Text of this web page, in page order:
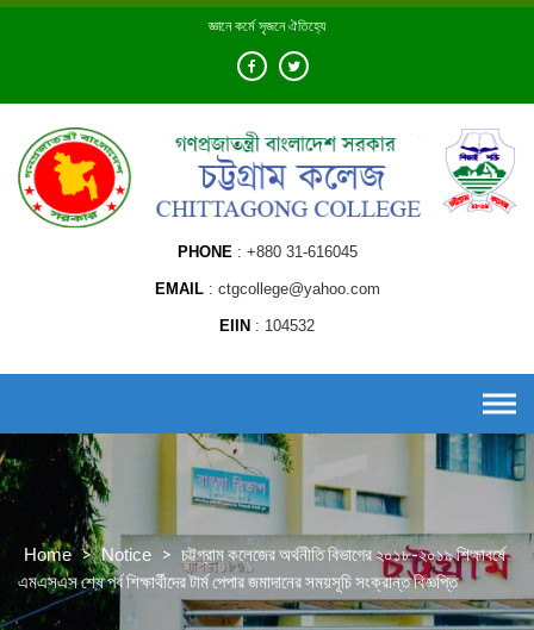
Skip
জ্ঞানে কর্মে সৃজনে ঐতিহ্যে
PHONE +880 31-616045
EMAIL ctgcollege@yahoo.com
EIIN 104532
Home > Notice > চট্টগ্রাম কলেজের অর্থনীতি বিভাগের ২০১৮-২০১৯ শিক্ষাবর্ষে
এমএসএস শেষ পর্ব শিক্ষার্থীদের টার্ম পেপার জমাদানের সময়সূচি সংক্রান্ত বিজ্ঞপ্তি